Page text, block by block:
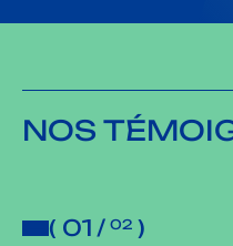
NOS
( 01 / 02 )